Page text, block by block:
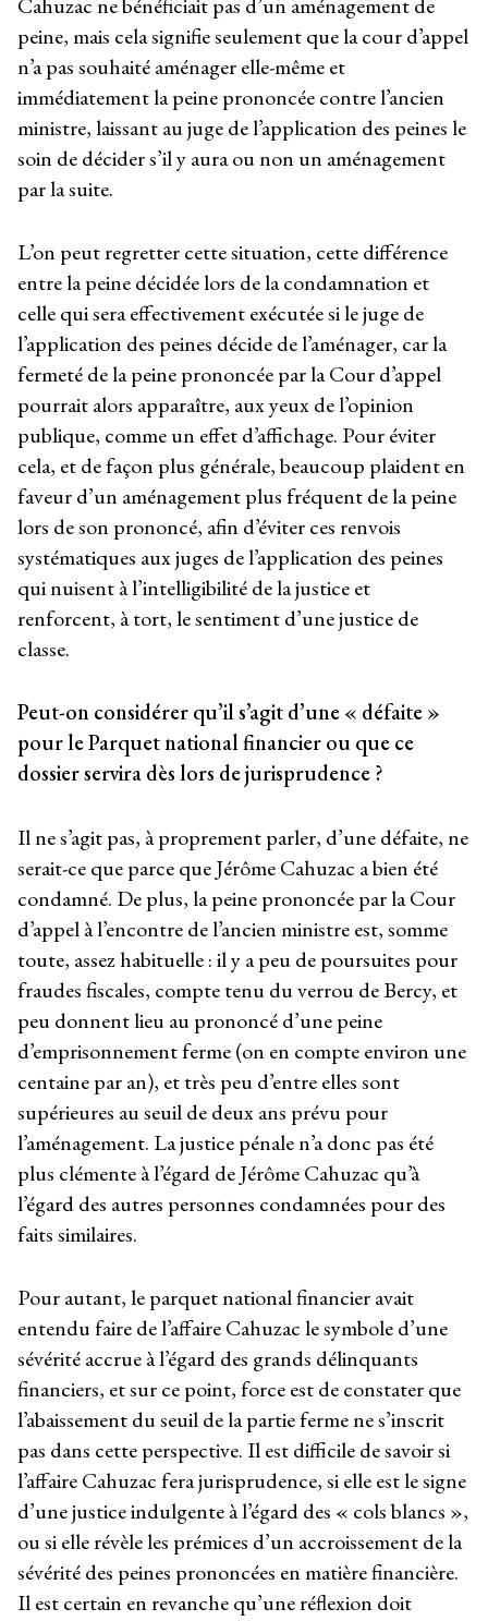
peine, mais cela signifie seulement que la cour d’appel
n’a pas souhaité aménager elle-même et
immédiatement la peine prononcée contre l’ancien
ministre, laissant au juge de l’application des peines le
soin de décider s’il y aura ou non un aménagement
par la suite.
L’on peut regretter cette situation, cette différence
entre la peine décidée lors de la condamnation et
celle qui sera effectivement exécutée si le juge de
l’application des peines décide de l’aménager, car la
fermeté de la peine prononcée par la Cour d’appel
pourrait alors apparaître, aux yeux de l’opinion
publique, comme un effet d’affichage. Pour éviter
cela, et de façon plus générale, beaucoup plaident en
faveur d’un aménagement plus fréquent de la peine
lors de son prononcé, afin d’éviter ces renvois
systématiques aux juges de l’application des peines
qui nuisent à l’intelligibilité de la justice et
renforcent, à tort, le sentiment d’une justice de
classe.
Peut-on considérer qu’il s’agit d’une « défaite »
pour le Parquet national financier ou que ce
dossier servira dès lors de jurisprudence ?
Il ne s’agit pas, à proprement parler, d’une défaite, ne
serait-ce que parce que Jérôme Cahuzac a bien été
condamné. De plus, la peine prononcée par la Cour
d’appel à l’encontre de l’ancien ministre est, somme
toute, assez habituelle : il y a peu de poursuites pour
fraudes fiscales, compte tenu du verrou de Bercy, et
peu donnent lieu au prononcé d’une peine
d’emprisonnement ferme (on en compte environ une
centaine par an), et très peu d’entre elles sont
supérieures au seuil de deux ans prévu pour
l’aménagement. La justice pénale n’a donc pas été
plus clémente à l’égard de Jérôme Cahuzac qu’à
l’égard des autres personnes condamnées pour des
faits similaires.
Pour autant, le parquet national financier avait
entendu faire de l’affaire Cahuzac le symbole d’une
sévérité accrue à l’égard des grands délinquants
financiers, et sur ce point, force est de constater que
l’abaissement du seuil de la partie ferme ne s’inscrit
pas dans cette perspective. Il est difficile de savoir si
l’affaire Cahuzac fera jurisprudence, si elle est le signe
d’une justice indulgente à l’égard des « cols blancs »,
ou si elle révèle les prémices d’un accroissement de la
sévérité des peines prononcées en matière financière.
Il est certain en revanche qu’une réflexion doit